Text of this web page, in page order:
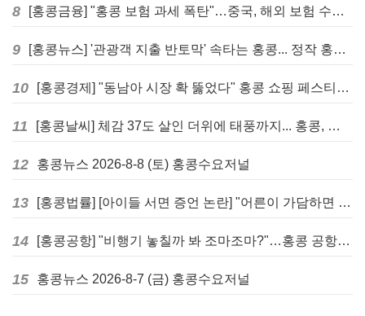
8 [홍콩금융] "홍콩 보험 과세 폭탄"…중국, 해외 보험 수익에 20% 세금 부과로 관련주 급락
9 [홍콩뉴스] '관광객 지출 반토막' 속타는 홍콩... 정작 홍콩인들은 지갑 들고 해외로?
10 [홍콩경제] "동남아 시장 확 뚫었다" 홍콩 쇼핑 페스티벌, 매출 대박 행진
11 [홍콩날씨] 체감 37도 살인 더위에 태풍까지... 홍콩, 주말 내내 '초비상'
12 홍콩뉴스 2026-8-8 (토) 홍콩수요저널
13 [홍콩법률] [아이들 서면 증언 논란] "어른이 가담하면 왜곡된다"… 홍콩 변호사회, 정부 성범죄법 개정안에 제동
14 [홍콩공항] "비행기 놓칠까 봐 조마조마?"…홍콩 공항 식당, AI 탑승시간 계산해 메뉴 추천해 준다
15 홍콩뉴스 2026-8-7 (금) 홍콩수요저널